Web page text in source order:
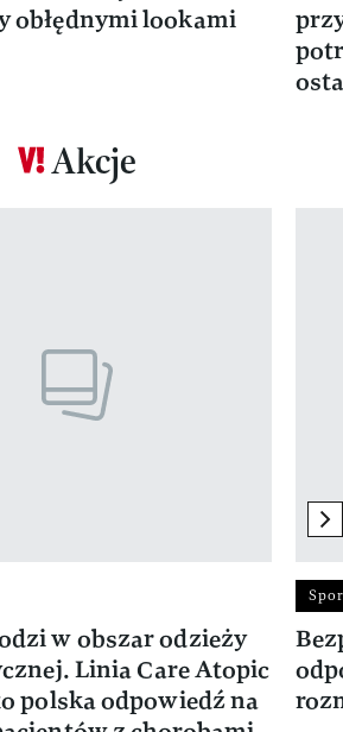
obłędnymi lookami
Akcje
w obszar odzieży
Linia Care Atopic
polska odpowiedź na